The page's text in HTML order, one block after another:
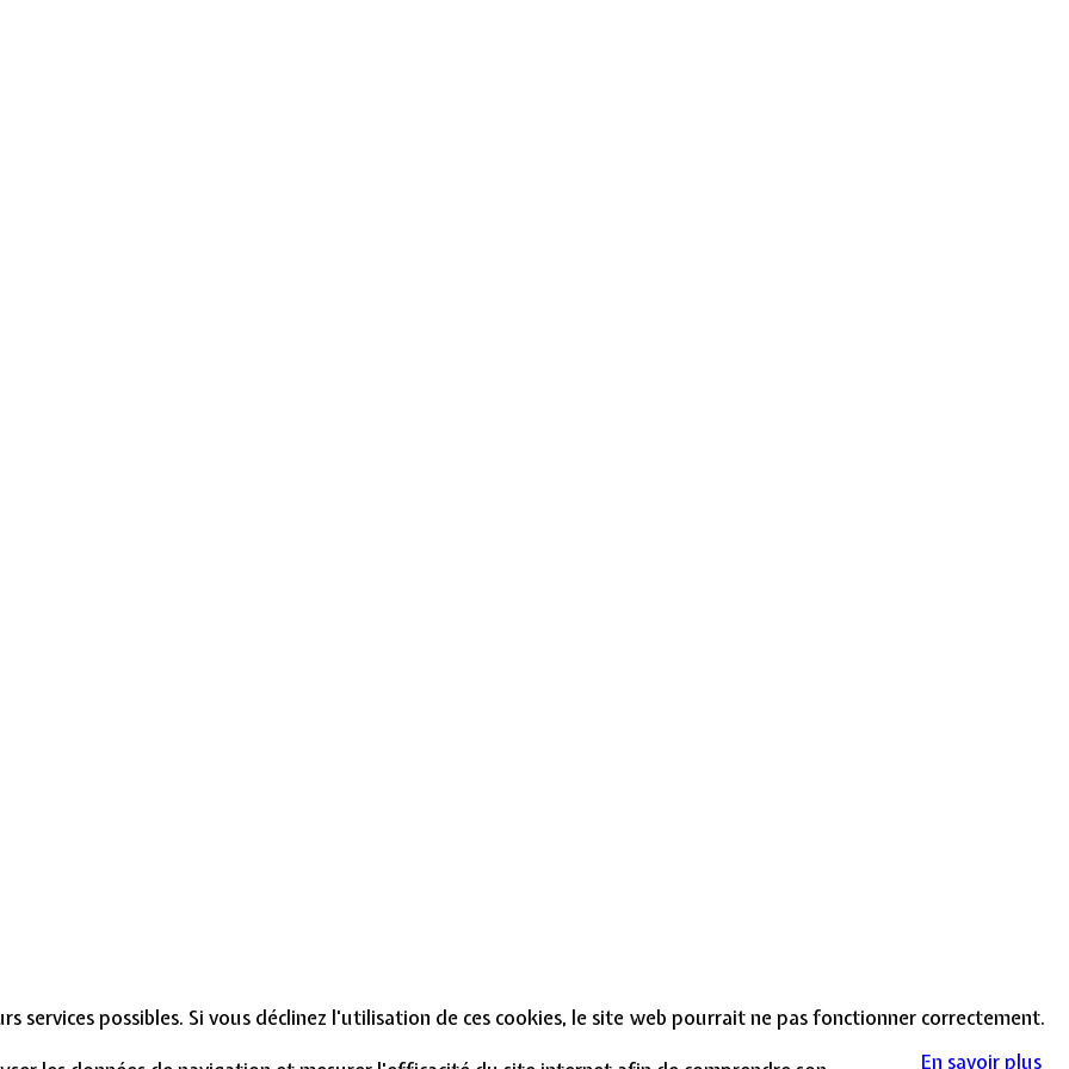
services possibles. Si vous déclinez l'utilisation de ces cookies, le site web pourrait ne pas fonctionner correctement.
En savoir plus